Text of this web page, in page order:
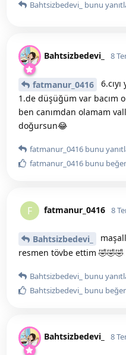
Bahtsizbedevi_ bunu
Bahtsizbedevi_ 8
fatmanur_0416
1.de düşüğüm var bacım
ben canımdan olamam
doğursun😂
fatmanur_0416 bunu
fatmanur_0416 bunu
F fatmanur_0416 8
Bahtsizbedevi_
resmen tövbe ettim
Bahtsizbedevi_ bunu
Bahtsizbedevi_ bunu
Bahtsizbedevi_ 8